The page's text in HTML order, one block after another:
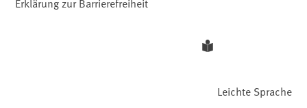
Leichte Sprache